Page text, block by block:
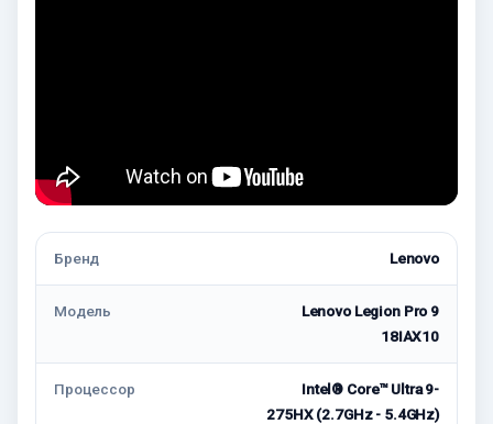
Бренд Lenovo
Модель
Lenovo Legion Pro 9
18IAX10
Процессор
Intel® Core™ Ultra 9-
275HX (2.7GHz - 5.4GHz)